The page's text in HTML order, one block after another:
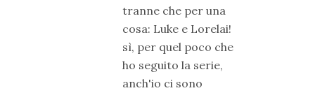
tranne che per una
cosa: Luke e Lorelai!
sì, per quel poco che
ho seguito la serie,
anch'io ci sono